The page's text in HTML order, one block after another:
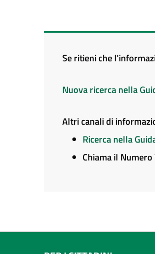
Se ritieni che
Nuova ricerca nella
Altri canali di
Ricerca nella
Chiama il